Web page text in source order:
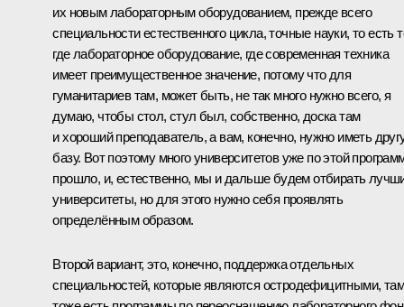
их новым лабораторным оборудованием, прежде всего
специальности естественного цикла, точные науки, то есть
где лабораторное оборудование, где современная техника
имеет преимущественное значение, потому что для
гуманитариев там, может быть, не так много нужно всего, я
думаю, чтобы стол, стул был, собственно, доска там
и хороший преподаватель, а вам, конечно, нужно иметь
базу. Вот поэтому много университетов уже по этой
прошло, и, естественно, мы и дальше будем отбирать
университеты, но для этого нужно себя проявлять
определённым образом.
Второй вариант, это, конечно, поддержка отдельных
специальностей, которые являются остродефицитными, там